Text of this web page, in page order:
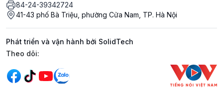
84-24-39342724
41-43 phố Bà Triệu, phường Cửa Nam, TP. Hà Nội
Phát triển và vận hành bởi SolidTech
Mạng xã hội
Theo dõi: